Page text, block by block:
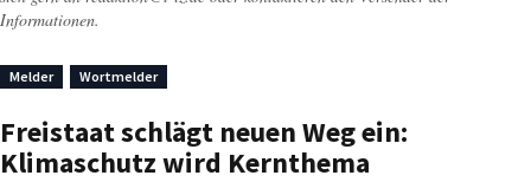
Informationen.
Melder Wortmelder
Freistaat schlägt neuen Weg ein:
Klimaschutz wird Kernthema